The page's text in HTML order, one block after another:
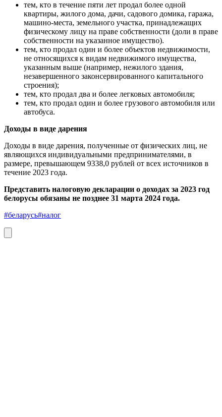
тем, кто в течение пяти лет продал более одной
квартиры, жилого дома, дачи, садового домика, гаража,
машино-места, земельного участка, принадлежащих
физическому лицу на праве собственности (доли в праве
собственности на указанное имущество).
тем, кто продал один и более объектов недвижимости,
не относящихся к видам недвижимого имущества,
указанным выше (например, нежилого здания,
незавершенного законсервированного капитального
строения);
тем, кто продал два и более легковых автомобиля;
тем, кто продал один и более грузового автомобиля или
автобуса.
Доходы в виде дарения
Доходы в виде дарения, полученные от физических лиц, не
являющихся индивидуальными предпринимателями, в
размере, превышающем 9338,0 рублей от всех источников в
течение 2023 года.
Представить налоговую декларации о доходах за 2023 год
белорусы обязаны не позднее 31 марта 2024 года.
#беларусь#налог